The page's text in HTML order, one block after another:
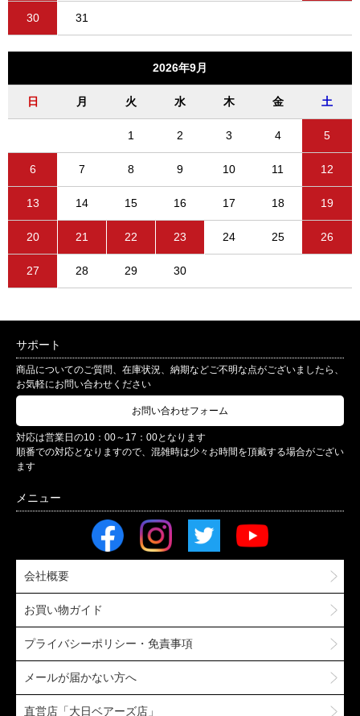
30 31
2026年9月
日 月 火 水 木 金 土
1 2 3 4 5
6 7 8 9 10 11 12
13 14 15 16 17 18 19
20 21 22 23 24 25 26
27 28 29 30
サポート
商品についてのご質問、在庫状況、納期などご不明な点がございましたら、
お気軽にお問い合わせください
お問い合わせフォーム
対応は営業日の10：00～17：00となります
順番での対応となりますので、混雑時は少々お時間を頂戴する場合がござい
ます
会社概要
お買い物ガイド
プライバシーポリシー・免責事項
メールが届かない方へ
直営店「大日ベアーズ店」